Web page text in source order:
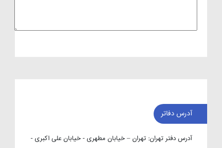
آدرس دفاتر
آدرس دفتر تهران: تهران – خیابان مطهری - خیابان علی اکبری -